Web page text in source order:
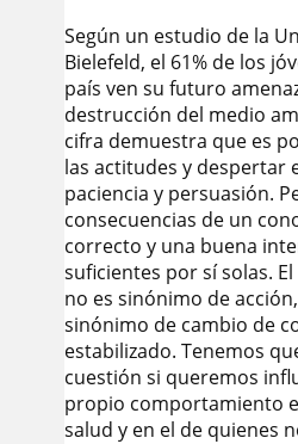
Según un estudio de la
Bielefeld, el 61% de los
país ven su futuro
destrucción del medio
cifra demuestra que es
las actitudes y despertar
paciencia y persuasión.
consecuencias de un
correcto y una buena
suficientes por sí solas.
no es sinónimo de
sinónimo de cambio de
estabilizado. Tenemos
cuestión si queremos
propio comportamiento
salud y en el de quienes